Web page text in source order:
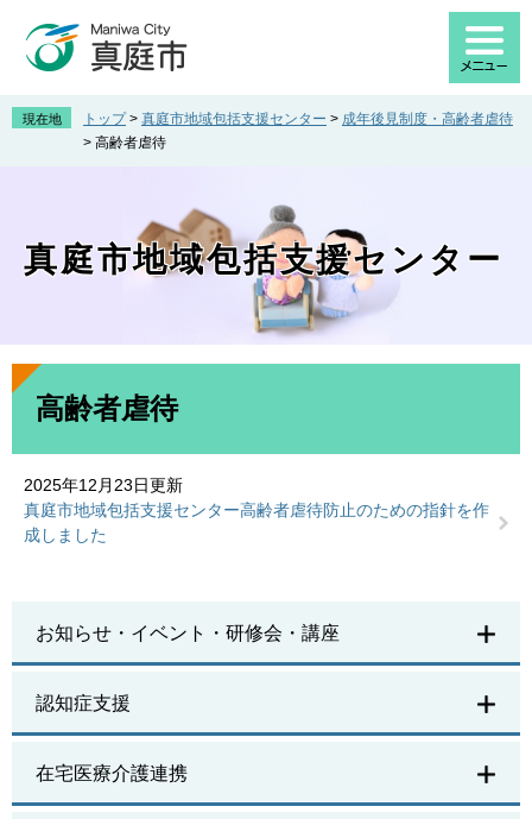
先
を 現在地 トップ > 真庭市地域包括支援センター > 成年後見制度・高齢者虐待
> 高齢者虐待
真庭市地域包括支援センター
本
高齢者虐待
2025年12月23日更新
真庭市地域包括支援センター高齢者虐待防止のための指針を作
成しました
お知らせ・イベント・研修会・講座
認知症支援
在宅医療介護連携